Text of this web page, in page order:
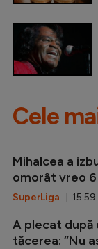
Cele
Mihalcea a
omorât vreo 6
SuperLiga | 15:59
A plecat după
tăcerea: ”Nu